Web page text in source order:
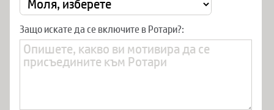
Защо искате да се включите в Ротари?: